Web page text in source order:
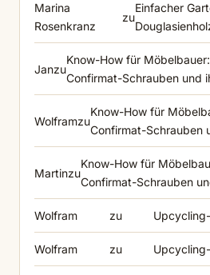
Marina
Rosenkranz
zu
Einfacher
Janzu
Know-How für
Confirmat-Schrauben und
Wolframzu
Know-How für
Confirmat-Schrauben
Martinzu
Know-How für
Confirmat-Schrauben
Wolfram zu
Wolfram zu